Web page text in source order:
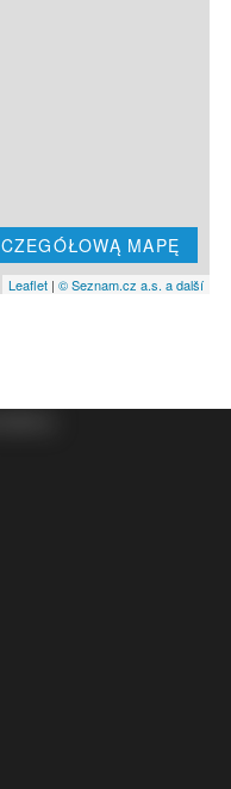
MAPĘ
Leaflet | © Seznam.cz a.s. a další